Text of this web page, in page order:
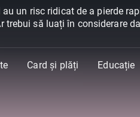
un risc ridicat de a pierde
trebui să luați în considerare
Card și plăți Educație